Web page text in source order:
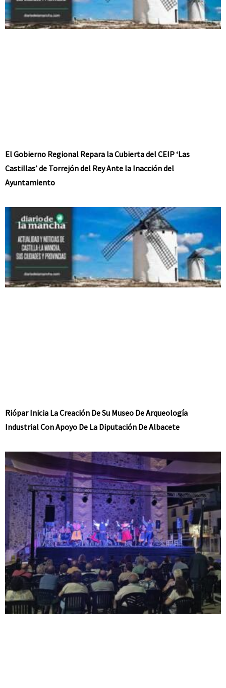
El Gobierno Regional Repara la Cubierta del CEIP ‘Las
Castillas’ de Torrejón del Rey Ante la Inacción del
Ayuntamiento
Riópar Inicia La Creación De Su Museo De Arqueología
Industrial Con Apoyo De La Diputación De Albacete